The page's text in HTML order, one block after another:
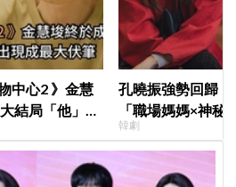
中心2 》金慧
結局「他」出
孔曉振強勢回歸
「職場媽媽×神秘
鄭準元展開反差夫
韓劇